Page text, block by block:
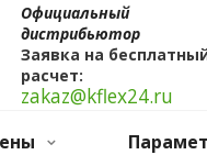
Официальный
дистрибьютор
Заявка на
расчет:
zakaz@kflex24.ru